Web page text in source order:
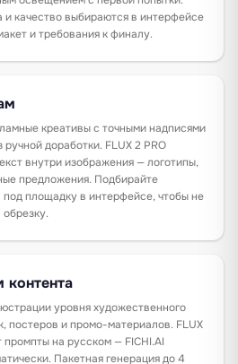
и качество выбираются в интерфейсе
и требования к финалу.
креативы с точными надписями
доработки. FLUX 2 PRO
внутри изображения — логотипы,
предложения. Подбирайте
под площадку в интерфейсе, чтобы не
уровня художественного
постеров и промо-материалов. FLUX
промпты на русском — FICHI.AI
Пакетная генерация до 4